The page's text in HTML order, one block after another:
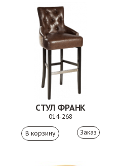
СТУЛ ФРАНК
014-268
Заказ